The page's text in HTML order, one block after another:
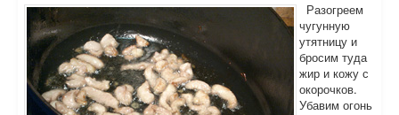
Разогреем
чугунную
утятницу и
бросим туда
жир и кожу с
окорочков.
Убавим огонь